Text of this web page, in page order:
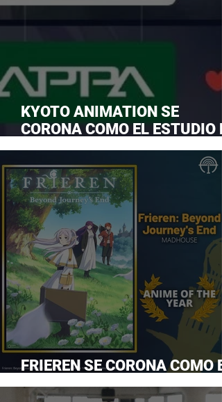
KYOTO ANIMATION SE
CORONA COMO EL ESTUDIO
ANIME FAVORITO Y LE ROBA
CORONA A MAPPA
FRIEREN SE CORONA COMO
ANIME DEL AÑO